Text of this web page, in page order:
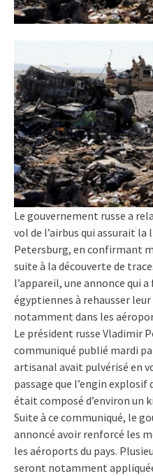
Le gouvernement russe a
vol de l’airbus qui assurait
Petersburg, en confirmant
suite à la découverte de
l’appareil, une annonce qui
égyptiennes à rehausser
notamment dans les
Le président russe Vladimir
communiqué publié mardi
artisanal avait pulvérisé en
passage que l’engin explosif
était composé d’environ un
Suite à ce communiqué, le
annoncé avoir renforcé les
les aéroports du pays.
seront notamment